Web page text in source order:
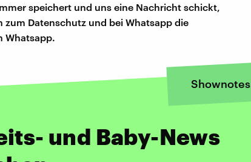
speichert und uns eine Nachricht schickt,
zum Datenschutz und bei Whatsapp die
Whatsapp.
Shownotes
und Baby-News